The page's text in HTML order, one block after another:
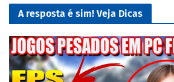
A resposta é sim! Veja Dicas